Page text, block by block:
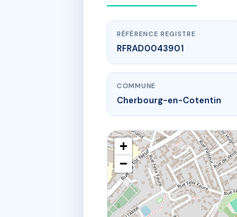
48A r
RÉFÉRENCE REGISTRE
RFRAD0043901
COMMUNE
Cherbourg-en-Cotentin
+
−